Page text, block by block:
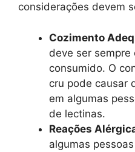
considerações devem
Cozimento
deve ser
consumido. O
cru pode causar
em algumas
de lectinas.
Reações
algumas